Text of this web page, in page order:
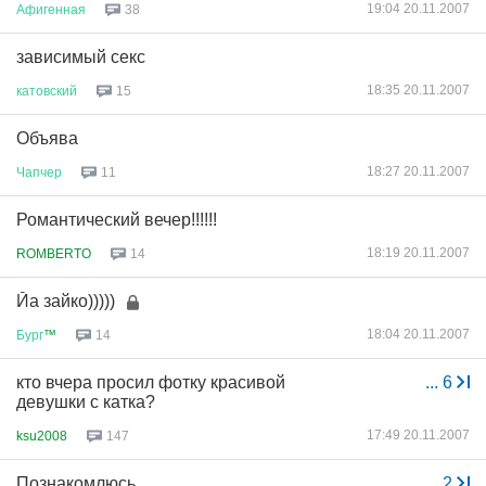
Афигенная 38 19:04 20.11.2007
зависимый секс
катовский 15 18:35 20.11.2007
Объява
Чапчер 11 18:27 20.11.2007
Романтический вечер!!!!!!
ROMBERTO 14 18:19 20.11.2007
Йа зайко)))))
Бург™ 14 18:04 20.11.2007
... 6
кто вчера просил фотку красивой
девушки с катка?
ksu2008 147 17:49 20.11.2007